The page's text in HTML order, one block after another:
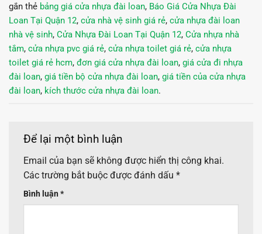
gắn thẻ bảng giá cửa nhựa đài loan, Báo Giá Cửa Nhựa Đài
Loan Tại Quận 12, cửa nhà vệ sinh giá rẻ, cửa nhựa đài loan
nhà vệ sinh, Cửa Nhựa Đài Loan Tại Quận 12, Cửa nhựa nhà
tắm, cửa nhựa pvc giá rẻ, cửa nhựa toilet giá rẻ, cửa nhựa
toilet giá rẻ hcm, đơn giá cửa nhựa đài loan, giá cửa đi nhựa
đài loan, giá tiền bộ cửa nhựa đài loan, giá tiền của cửa nhựa
đài loan, kích thước cửa nhựa đài loan.
Để lại một bình luận
Email của bạn sẽ không được hiển thị công khai.
Các trường bắt buộc được đánh dấu *
Bình luận *